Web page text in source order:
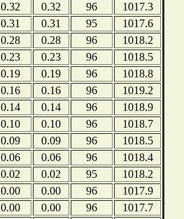
0.32 0.32 96
1017.3
0.31 0.31 95
1017.6
0.28 0.28 96
1018.2
0.23 0.23 96
1018.5
0.19 0.19 96
1018.8
0.16 0.16 96
1019.2
0.14 0.14 96
1018.9
0.10 0.10 96
1018.7
0.09 0.09 96
1018.5
0.06 0.06 96
1018.4
0.02 0.02 95
1018.2
0.00 0.00 96
1017.9
0.00 0.00 96
1017.7